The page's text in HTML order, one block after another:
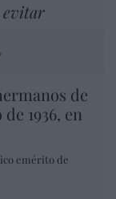
evitar
de
1936, en
emérito de